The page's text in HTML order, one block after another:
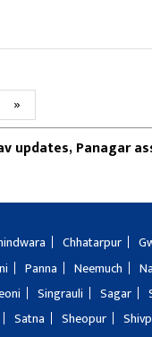
»
updates, Panagar
Chhatarpur
Panna Neemuch
Singrauli Sagar
Satna Sheopur